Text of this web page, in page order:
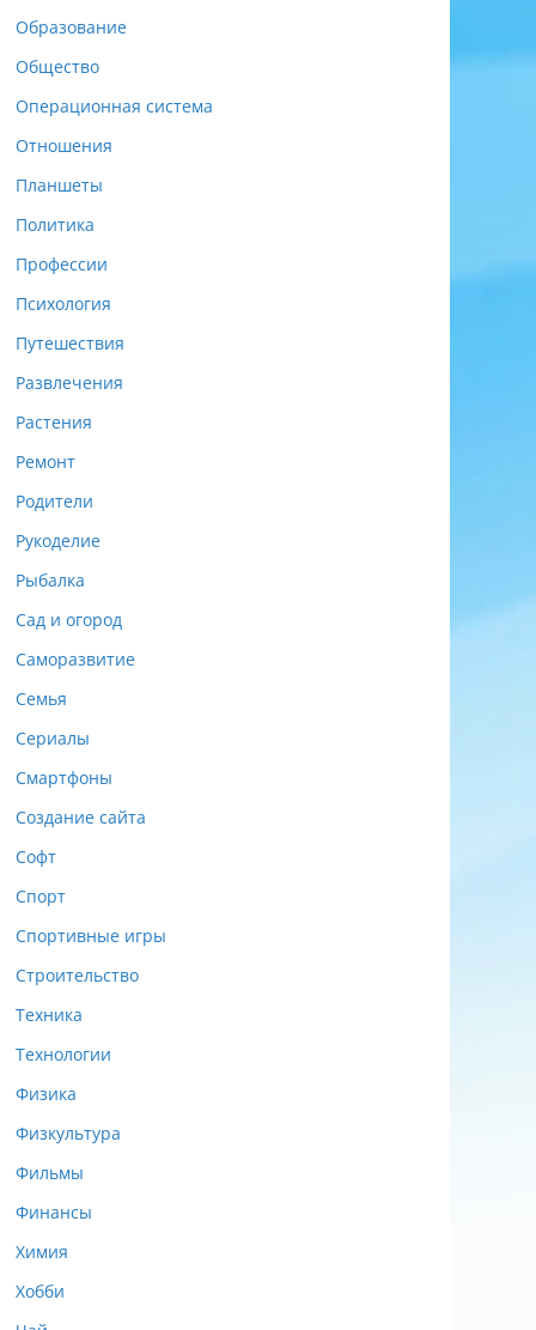
Образование
Общество
Операционная система
Отношения
Планшеты
Политика
Профессии
Психология
Путешествия
Развлечения
Растения
Ремонт
Родители
Рукоделие
Рыбалка
Сад и огород
Саморазвитие
Семья
Сериалы
Смартфоны
Создание сайта
Софт
Спорт
Спортивные игры
Строительство
Техника
Технологии
Физика
Физкультура
Фильмы
Финансы
Химия
Хобби